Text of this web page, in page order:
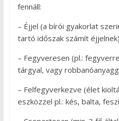
fennáll:
– Éjjel (a bírói gyakorlat
tartó időszak számít
– Fegyveresen (pl.:
tárgyal, vagy
– Felfegyverkezve (élet
eszközzel pl.: kés, balta,